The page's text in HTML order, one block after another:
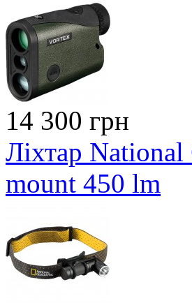
14 300 грн
Ліхтар
mount 450 lm